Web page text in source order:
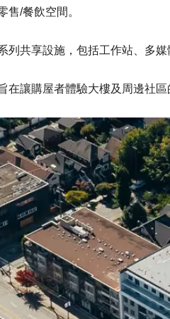
售/餐飲空間。
列共享設施，包括工作站、多媒
在讓購屋者體驗大樓及周邊社